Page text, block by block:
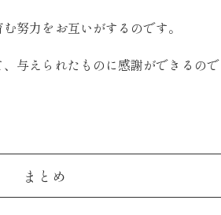
努力をお互いがするのです。
与えられたものに感謝ができるの
まとめ